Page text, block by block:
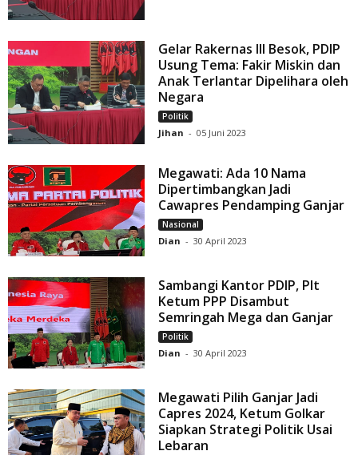
Gelar Rakernas III Besok, PDIP
Usung Tema: Fakir Miskin dan
Anak Terlantar Dipelihara oleh
Negara
Politik
Jihan - 05 Juni 2023
Megawati: Ada 10 Nama
Dipertimbangkan Jadi
Cawapres Pendamping Ganjar
Nasional
Dian - 30 April 2023
Sambangi Kantor PDIP, Plt
Ketum PPP Disambut
Semringah Mega dan Ganjar
Politik
Dian - 30 April 2023
Megawati Pilih Ganjar Jadi
Capres 2024, Ketum Golkar
Siapkan Strategi Politik Usai
Lebaran